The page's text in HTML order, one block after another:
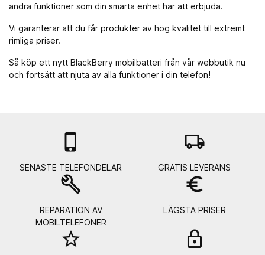
andra funktioner som din smarta enhet har att erbjuda.
Vi garanterar att du får produkter av hög kvalitet till extremt
rimliga priser.
Så köp ett nytt BlackBerry mobilbatteri från vår webbutik nu
och fortsätt att njuta av alla funktioner i din telefon!

SENASTE TELEFONDELAR
local_shipping
GRATIS LEVERANS
build
REPARATION AV
MOBILTELEFONER
euro_symbol
LÄGSTA PRISER
star_border